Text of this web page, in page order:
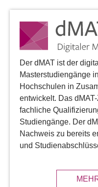
Der dMAT ist der
Masterstudiengänge
Hochschulen in
entwickelt. Das
fachliche
Studiengänge. Der
Nachweis zu bereits
und